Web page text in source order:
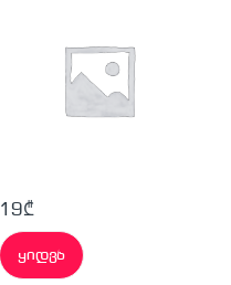
19₾
ყიდვა